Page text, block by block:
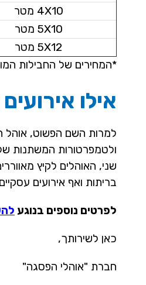
4X10 מטר
5X10 מטר
5X12 מטר
*המחירים של החבילות
אילו
למרות השם הפשוט, אוהל
ולטמפרטורות המשתנות
שני, האוהלים לקיץ
בריתות ואף אירועים
לפרטים נוספים בנוגע
כאן לשירותך,
חברת "אוהלי הפסגה"